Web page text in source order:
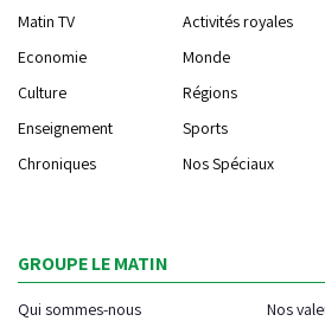
Matin TV Activités royales
Economie
Monde
Culture
Régions
Enseignement
Sports
Chroniques
Nos Spéciaux
GROUPE LE MATIN
Qui sommes-nous
Nos